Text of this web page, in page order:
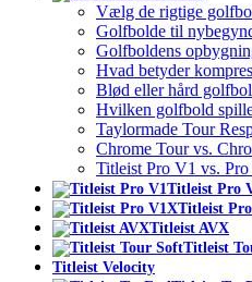
Vælg de rigtige
Golfbolde til
Golfboldens
Hvad betyder
Blød eller hård
Hvilken golfbold
Taylormade Tour
Chrome Tour vs.
Titleist Pro V1 vs.
Titleist Pro
Titleist
Titleist AVX
Titleist
Titleist Velocity